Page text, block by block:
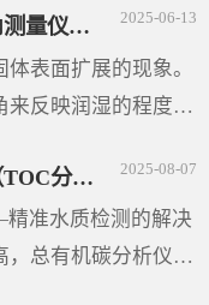
制了高温平台。该
2025-06-13
如何选购一台优秀的接触角测量仪-铄瑞科技教您选型
表面扩展的现象。
来反映润湿的程度。
部所成的夹角θ即称
2025-08-07
铄瑞科技总有机碳分析仪（TOC分析仪）——精准水质检测的解决方案
准水质检测的解决
，总有机碳分析仪